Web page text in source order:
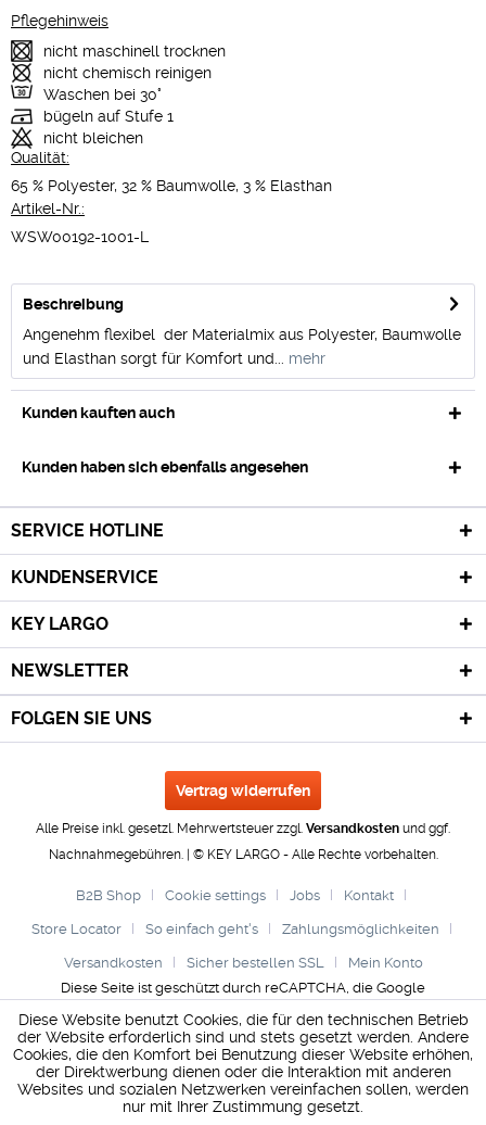
Pflegehinweis
nicht maschinell trocknen
nicht chemisch reinigen
Waschen bei 30°
bügeln auf Stufe 1
nicht bleichen
Qualität:
65 % Polyester, 32 % Baumwolle, 3 % Elasthan
Artikel-Nr.:
WSW00192-1001-L
Beschreibung
Angenehm flexibel  der Materialmix aus Polyester, Baumwolle
und Elasthan sorgt für Komfort und...
mehr
Kunden kauften auch
Kunden haben sich ebenfalls angesehen
SERVICE HOTLINE
KUNDENSERVICE
KEY LARGO
NEWSLETTER
FOLGEN SIE UNS
Vertrag widerrufen
Alle Preise inkl. gesetzl. Mehrwertsteuer zzgl. Versandkosten und ggf.
Nachnahmegebühren. | © KEY LARGO - Alle Rechte vorbehalten.
B2B Shop Cookie settings Jobs Kontakt
Store Locator So einfach geht's Zahlungsmöglichkeiten
Versandkosten Sicher bestellen SSL
Mein Konto
Diese Seite ist geschützt durch reCAPTCHA, die Google
DatenschutzerklärungundNutzungsbedingungengelten.
Diese Website benutzt Cookies, die für den technischen Betrieb
der Website erforderlich sind und stets gesetzt werden. Andere
Cookies, die den Komfort bei Benutzung dieser Website erhöhen,
der Direktwerbung dienen oder die Interaktion mit anderen
Websites und sozialen Netzwerken vereinfachen sollen, werden
nur mit Ihrer Zustimmung gesetzt.